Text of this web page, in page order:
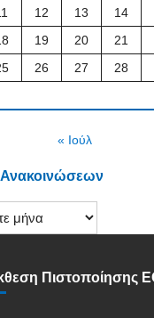
12 13 14
19 20 21
26 27 28
« Ιούλ
Ανακοινώσεων
Πιστοποίησης